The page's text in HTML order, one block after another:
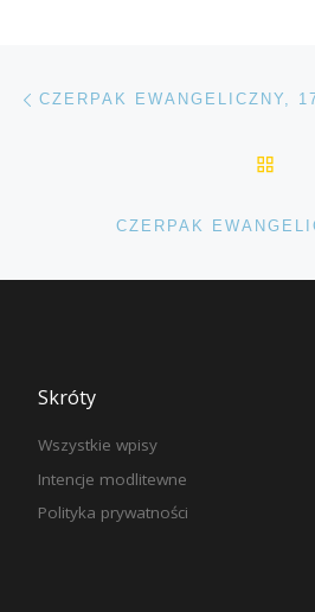
Przeglądanie
CZERPAK EWANGELICZNY,
CZERPAK
Skróty
Wszystkie wpisy
Intencje modlitewne
Polityka prywatności